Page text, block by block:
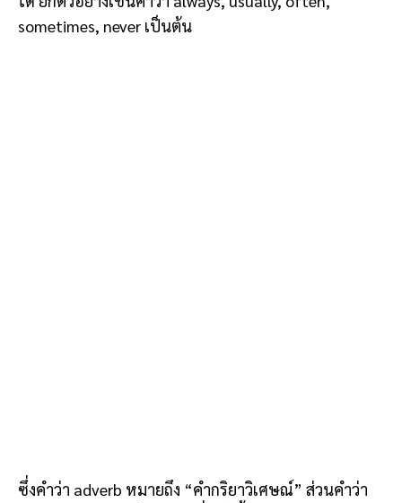
sometimes, never เป็นต้น
ซึ่งคำว่า adverb หมายถึง “คำกริยาวิเศษณ์” ส่วนคำว่า